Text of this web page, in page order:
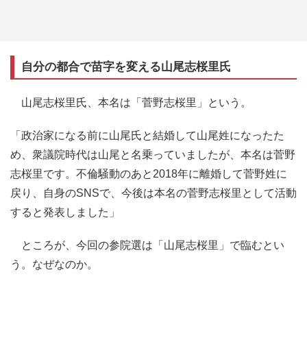
自分の都合で苗字を変える山尾志桜里氏
山尾志桜里氏、本名は「菅野志桜里」という。
「政治家になる前に山尾氏と結婚して山尾姓になったた
め、衆議院時代は山尾と名乗っていましたが、本名は菅野
志桜里です。不倫騒動のあと2018年に離婚して菅野姓に
戻り、自身のSNSで、今後は本名の菅野志桜里として活動
すると発表しました」
ところが、今回の参院選は「山尾志桜里」で臨むとい
う。なぜなのか。